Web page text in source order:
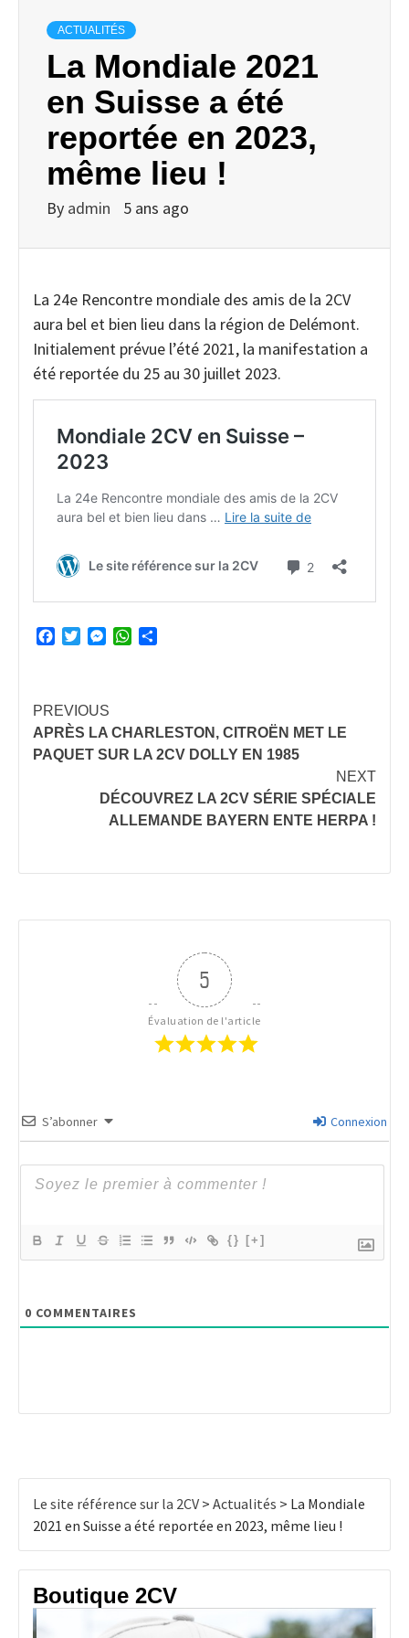
ACTUALITÉS
La Mondiale 2021
en Suisse a été
reportée en 2023,
même lieu !
By admin 5 ans ago
La 24e Rencontre mondiale des amis de la 2CV
aura bel et bien lieu dans la région de Delémont.
Initialement prévue l’été 2021, la manifestation a
été reportée du 25 au 30 juillet 2023.
FacebookTwitterMessengerWhatsApp
Continue
Reading
PREVIOUS
APRÈS LA CHARLESTON, CITROËN MET LE
PAQUET SUR LA 2CV DOLLY EN 1985
NEXT
DÉCOUVREZ LA 2CV SÉRIE SPÉCIALE
ALLEMANDE BAYERN ENTE HERPA !
5
Évaluation de l'article
S’abonner Connexion
{} [+]
0 COMMENTAIRES
Le site référence sur la 2CV > Actualités > La Mondiale
2021 en Suisse a été reportée en 2023, même lieu !
Boutique 2CV